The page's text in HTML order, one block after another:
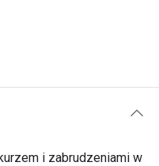
i zabrudzeniami w